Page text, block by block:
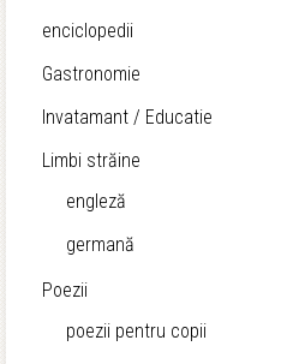
enciclopedii
Gastronomie
Invatamant / Educatie
Limbi străine
engleză
germană
Poezii
poezii pentru copii